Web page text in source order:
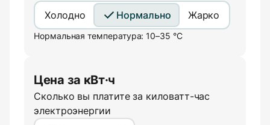
Холодно
Нормально Жарко
Нормальная температура: 10–35 °C
Цена за кВт·ч
Сколько вы платите за киловатт-час
электроэнергии